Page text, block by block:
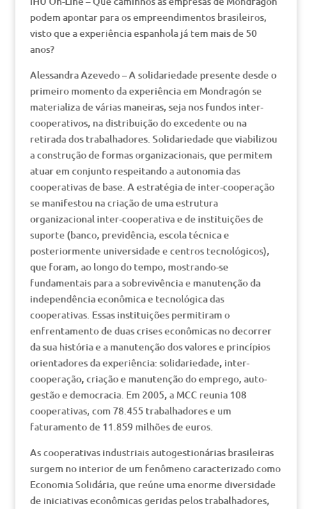
podem apontar para os empreendimentos brasileiros,
visto que a experiência espanhola já tem mais de 50
anos?
Alessandra Azevedo – A solidariedade presente desde o
primeiro momento da experiência em Mondragón se
materializa de várias maneiras, seja nos fundos inter-
cooperativos, na distribuição do excedente ou na
retirada dos trabalhadores. Solidariedade que viabilizou
a construção de formas organizacionais, que permitem
atuar em conjunto respeitando a autonomia das
cooperativas de base. A estratégia de inter-cooperação
se manifestou na criação de uma estrutura
organizacional inter-cooperativa e de instituições de
suporte (banco, previdência, escola técnica e
posteriormente universidade e centros tecnológicos),
que foram, ao longo do tempo, mostrando-se
fundamentais para a sobrevivência e manutenção da
independência econômica e tecnológica das
cooperativas. Essas instituições permitiram o
enfrentamento de duas crises econômicas no decorrer
da sua história e a manutenção dos valores e princípios
orientadores da experiência: solidariedade, inter-
cooperação, criação e manutenção do emprego, auto-
gestão e democracia. Em 2005, a MCC reunia 108
cooperativas, com 78.455 trabalhadores e um
faturamento de 11.859 milhões de euros.
As cooperativas industriais autogestionárias brasileiras
surgem no interior de um fenômeno caracterizado como
Economia Solidária, que reúne uma enorme diversidade
de iniciativas econômicas geridas pelos trabalhadores,